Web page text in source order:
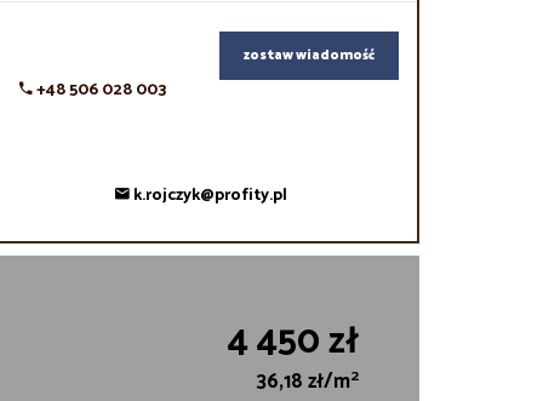
+48 506 028 003
zostaw wiadomość
k.rojczyk@profity.pl
4 450 zł
36,18 zł/m2